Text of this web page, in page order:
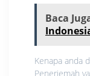
Baca
Kenapa anda
Penerjemah